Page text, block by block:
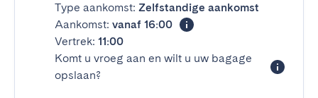
Type aankomst: Zelfstandige aankomst
Aankomst: vanaf 16:00
Vertrek: 11:00
Komt u vroeg aan en wilt u uw bagage
opslaan?